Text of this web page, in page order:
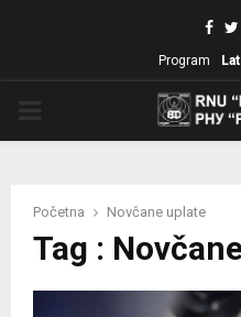
Program
Početna Novčane uplate
Tag :